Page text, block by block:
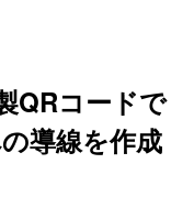
QRコードで
導線を作成